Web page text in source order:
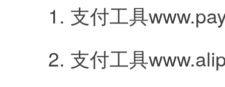
1. 支付工具
2. 支付工具